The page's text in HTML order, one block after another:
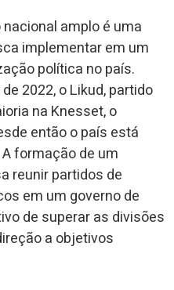
amplo é uma
implementar em um
política no país.
2022, o Likud, partido
na Knesset, o
então o país está
formação de um
reunir partidos de
em um governo de
de superar as divisões
a objetivos